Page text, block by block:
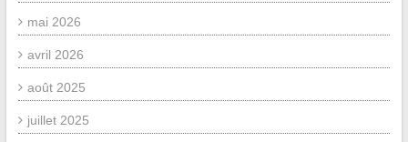
mai 2026
avril 2026
août 2025
juillet 2025